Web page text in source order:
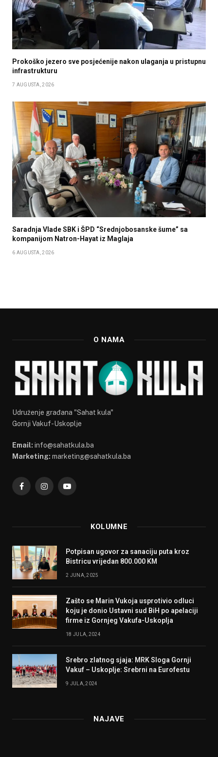
Prokoško jezero sve posjećenije nakon ulaganja u pristupnu
infrastrukturu
7 AUGUSTA, 2026
Saradnja Vlade SBK i ŠPD “Srednjobosanske šume” sa
kompanijom Natron-Hayat iz Maglaja
6 AUGUSTA, 2026
O NAMA
Udruženje građana "Sahat kula"
Gornji Vakuf-Uskoplje
Email: info@sahatkula.ba
Marketing: marketing@sahatkula.ba
FacebookInstagramYouTube
KOLUMNE
Potpisan ugovor za sanaciju puta kroz
Bistricu vrijedan 800.000 KM
2 JUNA, 2025
Zašto se Marin Vukoja usprotivio odluci
koju je donio Ustavni sud BiH po apelaciji
firme iz Gornjeg Vakufa-Uskoplja
18 JULA, 2024
Srebro zlatnog sjaja: MRK Sloga Gornji
Vakuf – Uskoplje: Srebrni na Eurofestu
9 JULA, 2024
NAJAVE